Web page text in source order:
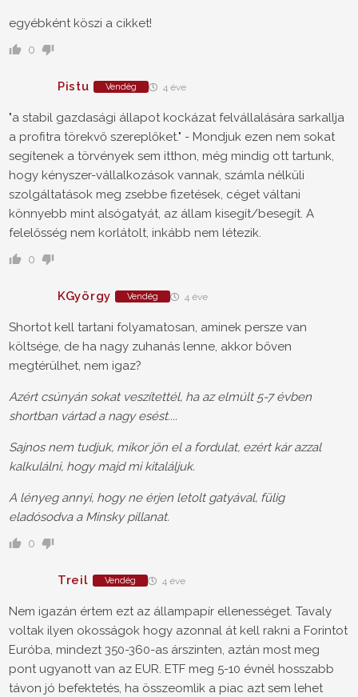
egyébként köszi a cikket!
0
Pistu Vendég 4 éve
"a stabil gazdasági állapot kockázat felvállalására sarkallja
a profitra törekvő szereplőket." - Mondjuk ezen nem sokat
segítenek a törvények sem itthon, még mindig ott tartunk,
hogy kényszer-vállalkozások vannak, számla nélküli
szolgáltatások meg zsebbe fizetések, céget váltani
könnyebb mint alsógatyát, az állam kisegít/besegít. A
felelősség nem korlátolt, inkább nem létezik.
0
KGyörgy Vendég 4 éve
Shortot kell tartani folyamatosan, aminek persze van
költsége, de ha nagy zuhanás lenne, akkor bőven
megtérülhet, nem igaz?
Azért csúnyán sokat veszítettél, ha az elmúlt 5-7 évben
shortban vártad a nagy esést....
Sajnos nem tudjuk, mikor jön el a fordulat, ezért kár azzal
kalkulálni, hogy majd mi kitaláljuk.
A lényeg annyi, hogy ne érjen letolt gatyával, fülig
eladósodva a Minsky pillanat.
0
Treil Vendég 4 éve
Nem igazán értem ezt az állampapír ellenességet. Tavaly
voltak ilyen okosságok hogy azonnal át kell rakni a Forintot
Euróba, mindezt 350-360-as árszinten, aztán most meg
pont ugyanott van az EUR. ETF meg 5-10 évnél hosszabb
távon jó befektetés, ha összeomlik a piac azt sem lehet